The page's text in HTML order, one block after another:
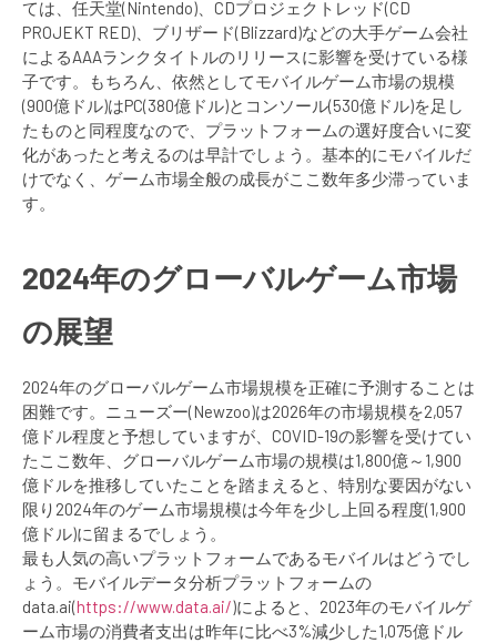
ては、任天堂(Nintendo)、CDプロジェクトレッド(CD
PROJEKT RED)、ブリザード(Blizzard)などの大手ゲーム会社
によるAAAランクタイトルのリリースに影響を受けている様
子です。もちろん、依然としてモバイルゲーム市場の規模
(900億ドル)はPC(380億ドル)とコンソール(530億ドル)を足し
たものと同程度なので、プラットフォームの選好度合いに変
化があったと考えるのは早計でしょう。基本的にモバイルだ
けでなく、ゲーム市場全般の成長がここ数年多少滞っていま
す。
2024年のグローバルゲーム市場
の展望
2024年のグローバルゲーム市場規模を正確に予測することは
困難です。ニューズー(Newzoo)は2026年の市場規模を2,057
億ドル程度と予想していますが、COVID-19の影響を受けてい
たここ数年、グローバルゲーム市場の規模は1,800億～1,900
億ドルを推移していたことを踏まえると、特別な要因がない
限り2024年のゲーム市場規模は今年を少し上回る程度(1,900
億ドル)に留まるでしょう。
最も人気の高いプラットフォームであるモバイルはどうでし
ょう。モバイルデータ分析プラットフォームの
data.ai(https://www.data.ai/)によると、2023年のモバイルゲ
ーム市場の消費者支出は昨年に比べ3%減少した1,075億ドル